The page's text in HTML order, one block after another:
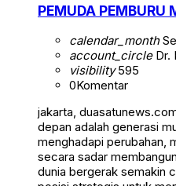
PEMUDA PEMBURU
calendar_month
account_circleDr.
visibility595
0Komentar
jakarta,
depan adalah generasi
menghadapi perubahan,
secara sadar
dunia bergerak semakin